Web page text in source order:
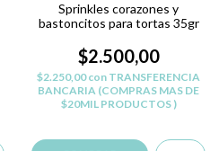
Sprinkles corazones y
bastoncitos para tortas 35gr
$2.500,00
$2.250,00con TRANSFERENCIA
BANCARIA (COMPRAS MAS DE
$20MIL PRODUCTOS )